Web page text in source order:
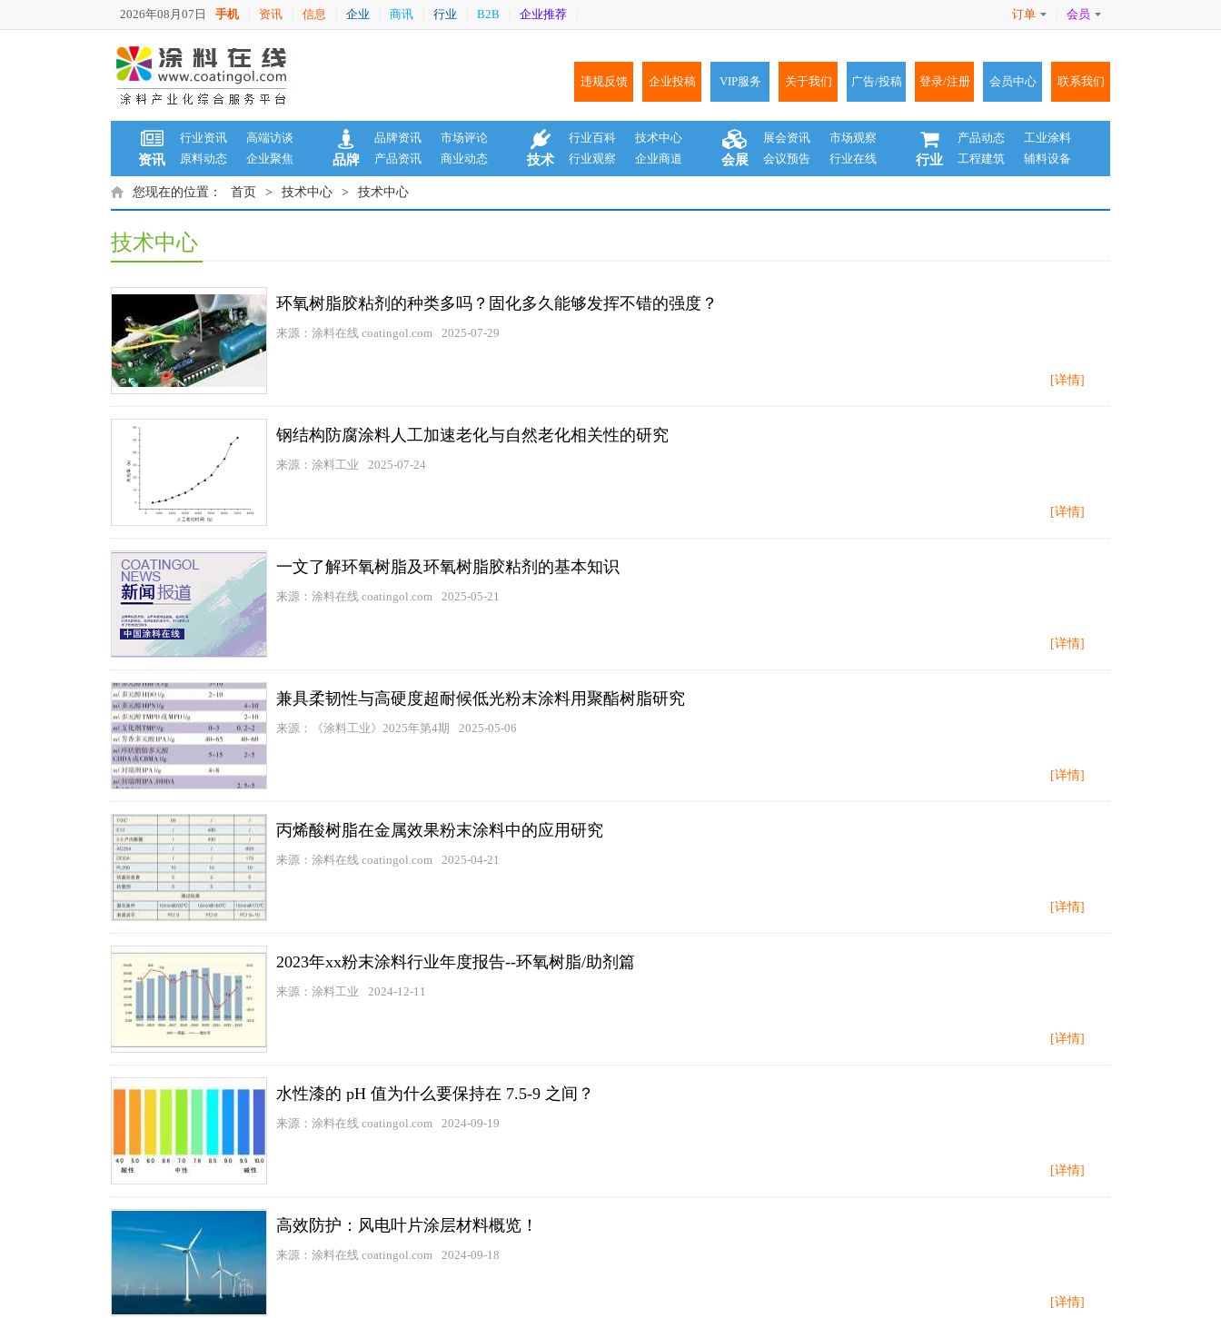
2026年08月07日 手机 资讯 信息 企业 商讯 行业 B2B 企业推荐 订单 会员
违规反馈 企业投稿 VIP服务 关于我们 广告/投稿 登录/注册 会员中心 联系我们
资讯
行业资讯
高端访谈
原料动态
企业聚焦 品牌
品牌资讯
市场评论
产品资讯
商业动态 技术
行业百科
技术中心
行业观察
企业商道 会展
展会资讯
市场观察
会议预告
行业在线 行业
产品动态
工业涂料
工程建筑
辅料设备
您现在的位置： 首页 > 技术中心 > 技术中心
技术中心
环氧树脂胶粘剂的种类多吗？固化多久能够发挥不错的强度？
来源：涂料在线 coatingol.com 2025-07-29
[详情]
钢结构防腐涂料人工加速老化与自然老化相关性的研究
来源：涂料工业 2025-07-24
[详情]
一文了解环氧树脂及环氧树脂胶粘剂的基本知识
来源：涂料在线 coatingol.com 2025-05-21
[详情]
兼具柔韧性与高硬度超耐候低光粉末涂料用聚酯树脂研究
来源：《涂料工业》2025年第4期 2025-05-06
[详情]
丙烯酸树脂在金属效果粉末涂料中的应用研究
来源：涂料在线 coatingol.com 2025-04-21
[详情]
2023年xx粉末涂料行业年度报告--环氧树脂/助剂篇
来源：涂料工业 2024-12-11
[详情]
水性漆的 pH 值为什么要保持在 7.5-9 之间？
来源：涂料在线 coatingol.com 2024-09-19
[详情]
高效防护：风电叶片涂层材料概览！
来源：涂料在线 coatingol.com 2024-09-18
[详情]